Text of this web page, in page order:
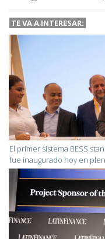
TE VA A INTERESAR:
El primer sistema BESS
fue inaugurado hoy en